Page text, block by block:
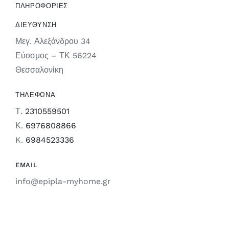
ΠΛΗΡΟΦΟΡΙΕΣ
ΔΙΕΥΘΥΝΣΗ
Μεγ. Αλεξάνδρου 34
Εύοσμος – ΤΚ 56224
Θεσσαλονίκη
ΤΗΛΕΦΩΝΑ
Τ. 2310559501
Κ. 6976808866
K. 6984523336
EMAIL
info@epipla-myhome.gr